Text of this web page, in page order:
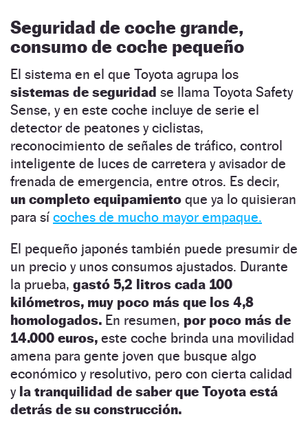
Seguridad de coche grande,
consumo de coche pequeño
El sistema en el que Toyota agrupa los
sistemas de seguridad se llama Toyota Safety
Sense, y en este coche incluye de serie el
detector de peatones y ciclistas,
reconocimiento de señales de tráfico, control
inteligente de luces de carretera y avisador de
frenada de emergencia, entre otros. Es decir,
un completo equipamiento que ya lo quisieran
para sí coches de mucho mayor empaque.
El pequeño japonés también puede presumir de
un precio y unos consumos ajustados. Durante
la prueba, gastó 5,2 litros cada 100
kilómetros, muy poco más que los 4,8
homologados. En resumen, por poco más de
14.000 euros, este coche brinda una movilidad
amena para gente joven que busque algo
económico y resolutivo, pero con cierta calidad
yla tranquilidad de saber que Toyota está
detrás de su construcción.